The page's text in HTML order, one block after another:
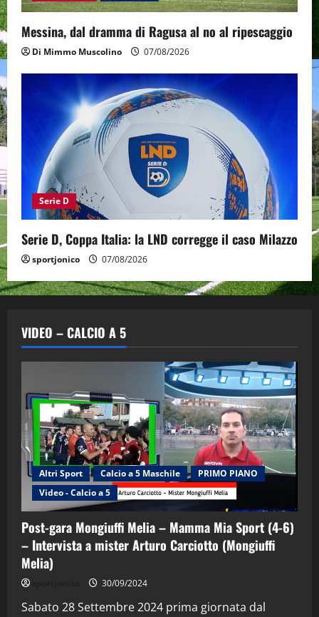
Messina, dal dramma di Ragusa al no al ripescaggio
Di Mimmo Muscolino 07/08/2026
Serie D
Serie D, Coppa Italia: la LND corregge il caso Milazzo
sportjonico 07/08/2026
VIDEO – CALCIO A 5
Altri Sport Calcio a 5 Maschile
PRIMO PIANO
Video - Calcio a 5
Post-gara Mongiuffi Melia – Mamma Mia Sport (4-6)
– Intervista a mister Arturo Carciotto (Mongiuffi
Melia)
30/09/2024
Sabato 28 Settembre 2024 prima giornata dal
“SportEmpire” in Podcast: 29^ Puntata
(Martedi 28 Aprile 2026)